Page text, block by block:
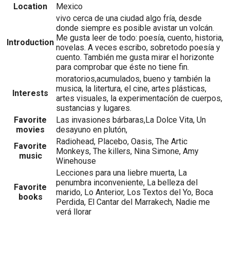
Location
Mexico
Introduction
vivo cerca de una ciudad algo fría, desde
donde siempre es posible avistar un volcán.
Me gusta leer de todo: poesía, cuento, historia,
novelas. A veces escribo, sobretodo poesía y
cuento. También me gusta mirar el horizonte
para comprobar que éste no tiene fin.
Interests
moratorios,acumulados, bueno y también la
musica, la litertura, el cine, artes plásticas,
artes visuales, la experimentacíón de cuerpos,
sustancias y lugares.
Favorite
movies
Las invasiones bárbaras,La Dolce Vita, Un
desayuno en plutón,
Favorite
music
Radiohead, Placebo, Oasis, The Artic
Monkeys, The killers, Nina Simone, Amy
Winehouse
Favorite
books
Lecciones para una liebre muerta, La
penumbra inconveniente, La belleza del
marido, Lo Anterior, Los Textos del Yo, Boca
Perdida, El Cantar del Marrakech, Nadie me
verá llorar